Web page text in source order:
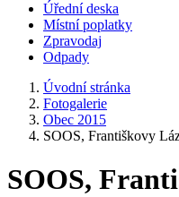
Úřední deska
Místní poplatky
Zpravodaj
Odpady
Úvodní stránka
Fotogalerie
Obec 2015
SOOS, Františkovy
SOOS,